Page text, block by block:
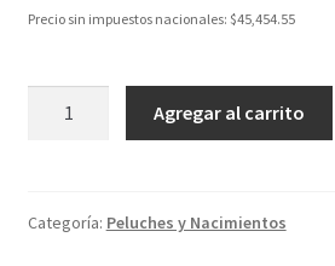
Precio sin impuestos nacionales: $45,454.55
Agregar al carrito
Categoría: Peluches y Nacimientos